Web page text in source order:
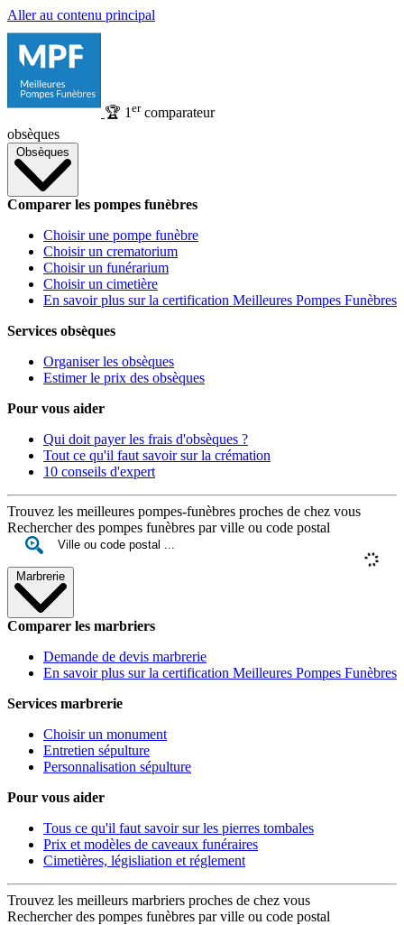
Aller au contenu principal
🏆 1 ercomparateur
obsèques
Obsèques
Comparer les pompes funèbres
Choisir une pompe funèbre
Choisir un crematorium
Choisir un funérarium
Choisir un cimetière
En savoir plus sur la certification Meilleures Pompes Funèbres
Services obsèques
Organiser les obsèques
Estimer le prix des obsèques
Pour vous aider
Qui doit payer les frais d'obsèques ?
Tout ce qu'il faut savoir sur la crémation
10 conseils d'expert
Trouvez les meilleures pompes-funèbres proches de chez vous
Rechercher des pompes funèbres par ville ou code postal
Marbrerie
Comparer les marbriers
Demande de devis marbrerie
En savoir plus sur la certification Meilleures Pompes Funèbres
Services marbrerie
Choisir un monument
Entretien sépulture
Personnalisation sépulture
Pour vous aider
Tous ce qu'il faut savoir sur les pierres tombales
Prix et modèles de caveaux funéraires
Cimetières, législiation et réglement
Trouvez les meilleurs marbriers proches de chez vous
Rechercher des pompes funèbres par ville ou code postal